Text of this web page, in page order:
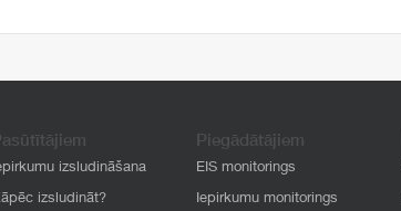
izsludināšana
izsludināt?
Piegādātājiem
EIS monitorings
Iepirkumu monitorings